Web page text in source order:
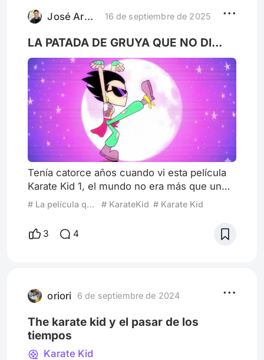
gusta mucho como para no tenerla en cuen
José Armando el desaparecido 16 de septiembre de 2025
LA PATADA DE GRUYA QUE NO DI...
Tenía catorce años cuando vi esta película
Karate Kid 1, el mundo no era más que un
pequeño pueblo de clase media donde los
en un cine con olor a asientos viejos de
madera donde vi por primera vez a Daniel
de México. Su vida no
# La película que me lleva a la infancia # KarateKid # Karate Kid
3 4
oriori 6 de septiembre de 2024
The karate kid y el pasar de los
tiempos
Karate Kid